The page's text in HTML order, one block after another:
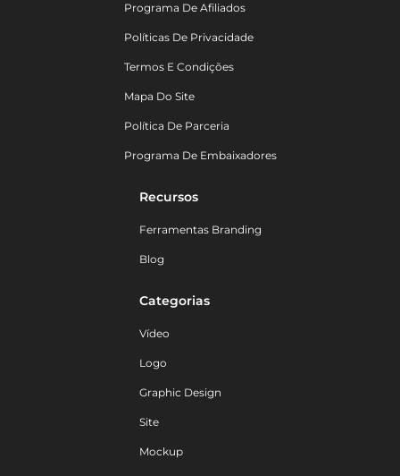
Programa De Afiliados
Políticas De Privacidade
Termos E Condições
Mapa Do Site
Política De Parceria
Programa De Embaixadores
Recursos
Ferramentas Branding
Blog
Categorias
Vídeo
Logo
Graphic Design
Site
Mockup